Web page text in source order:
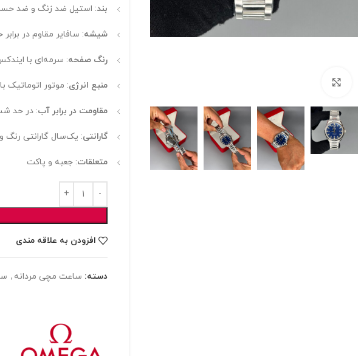
بند: استیل ضد زنگ و ضد
شیشه: سافایر مقاوم در
رنگ صفحه: سرمه‌ای با
منبع انرژی: موتور اتوماتیک
مقاومت در برابر آب: در حد
گارانتی: یک‌سال گارانتی رنگ
متعلقات: جعبه و پاکت
افزودن به علاقه مندی
دسته: ساعت مچی مردانه ,